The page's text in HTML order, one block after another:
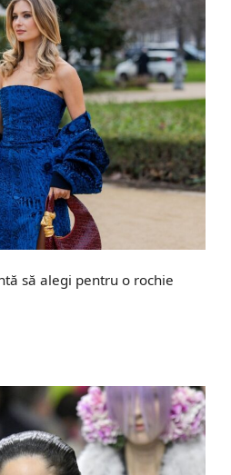
să alegi pentru o rochie